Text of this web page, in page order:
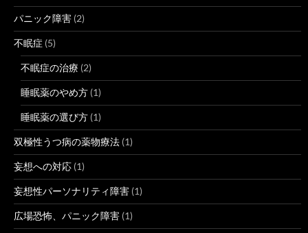
パニック障害 (2)
不眠症 (5)
不眠症の治療 (2)
睡眠薬のやめ方 (1)
睡眠薬の選び方 (1)
双極性うつ病の薬物療法 (1)
妄想への対応 (1)
妄想性パーソナリティ障害 (1)
広場恐怖、パニック障害 (1)